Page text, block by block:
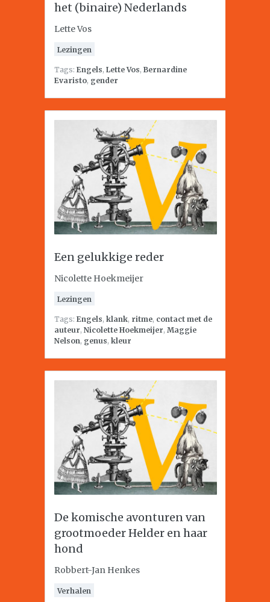
het (binaire) Nederlands
Lette Vos
Lezingen
Tags: Engels, Lette Vos, Bernardine
Evaristo, gender
Een gelukkige reder
Nicolette Hoekmeijer
Lezingen
Tags: Engels, klank, ritme, contact met de
auteur, Nicolette Hoekmeijer, Maggie
Nelson, genus, kleur
De komische avonturen van
grootmoeder Helder en haar
hond
Robbert-Jan Henkes
Verhalen